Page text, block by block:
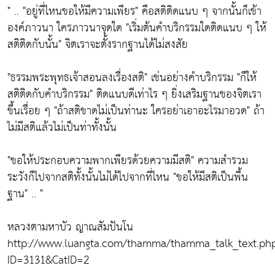
" .. "อยู่ที่ไหนขอให้มีความเพียร"คือสติติดแนบ ๆ จากนั้นก็เข้า
องค์ภาวนา ใครภาวนาจุดใด "เริ่มต้นคำบริกรรมใดติดแนบ ๆ ให้
สติติดกับนั้น"จิตเราจะตั้งรากฐานได้ไม่สงสัย
"ธรรมพระพุทธเจ้าสอนลงเรื่องสติ" เช่นอย่างคำบริกรรม "ก็ให้
สติติดกับคำบริกรรม"ติดแนบดีเท่าไร ๆ ยิ่งเสริมฐานของจิตเรา
ขึ้นเรื่อย ๆ "ถ้าสติขาดไม่เป็นท่านะ ใครอย่าเอาอะไรมาอวด"ถ้า
ไม่มีสติแล้วไม่เป็นท่าทั้งนั้น
"ขอให้ประกอบความพากเพียรด้วยความมีสติ"ความสำรวม
ระวังก็ไปจากสติทั้งนั้นไม่ได้ไปจากที่ไหน "ขอให้มีสติเป็นพื้น
ฐาน" .. "
หลวงตามหาบัว ญาณสัมปันโน
http://www.luangta.com/thamma/
ID=3131&CatID=2